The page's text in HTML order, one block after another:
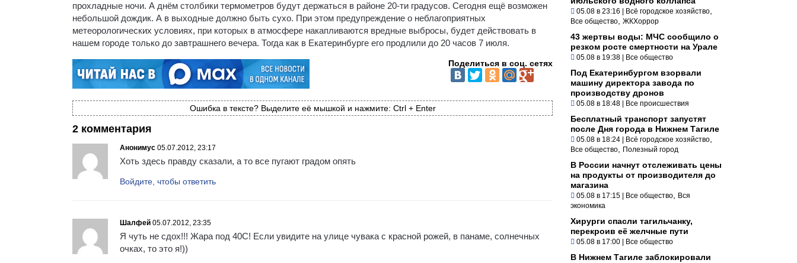
прохладные ночи. А днём столбики термометров будут держаться в районе 20-ти градусов. Сегодня ещё возможен
небольшой дождик. А в выходные должно быть сухо. При этом предупреждение о неблагоприятных
метеорологических условиях, при которых в атмосфере накапливаются вредные выбросы, будет действовать в
нашем городе только до завтрашнего вечера. Тогда как в Екатеринбурге его продлили до 20 часов 7 июля.
Поделиться в соц. сетях
Ошибка в тексте? Выделите её мышкой и нажмите: Ctrl + Enter
2 комментария
Анонимус 05.07.2012, 23:17
Хоть здесь правду сказали, а то все пугают градом опять
Войдите, чтобы ответить
Шалфей 05.07.2012, 23:35
Я чуть не сдох!!! Жара под 40С! Если увидите на улице чувака с красной рожей, в панаме, солнечных
очках, то это я!))
05.08 в 23:16 | Всё городское хозяйство
Все общество ЖКХоррор
43 жертвы воды: МЧС сообщило о
резком росте смертности на Урале
05.08 в 19:38 | Все общество
Под Екатеринбургом взорвали
машину директора завода по
производству дронов
05.08 в 18:48 | Все происшествия
Бесплатный транспорт запустят
после Дня города в Нижнем Тагиле
05.08 в 18:24 | Всё городское хозяйство
Все общество Полезный город
В России начнут отслеживать цены
на продукты от производителя до
магазина
05.08 в 17:15 | Все общество
Вся
экономика
Хирурги спасли тагильчанку,
перекроив её желчные пути
05.08 в 17:00 | Все общество
В Нижнем Тагиле заблокировали